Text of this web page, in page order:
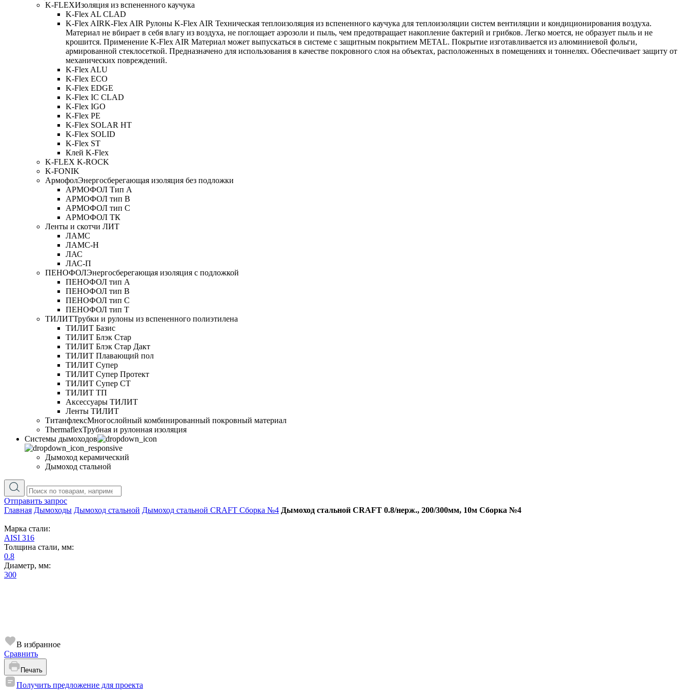
K-FLEXИзоляция из вспененного каучука
K-Flex AL CLAD
K-Flex AIRK-Flex AIR Рулоны K-Flex AIR Техническая теплоизоляция из вспененного каучука для теплоизоляции систем вентиляции и кондиционирования воздуха.
Материал не вбирает в себя влагу из воздуха, не поглощает аэрозоли и пыль, чем предотвращает накопление бактерий и грибков. Легко моется, не образует пыль и не
крошится. Применение K-Flex AIR Материал может выпускаться в системе c защитным покрытием METAL. Покрытие изготавливается из алюминиевой фольги,
армированной стеклосеткой. Предназначено для использования в качестве покровного слоя на объектах, расположенных в помещениях и тоннелях. Обеспечивает защиту от
механических повреждений.
K-Flex ALU
K-Flex ECO
K-Flex EDGE
K-Flex IC CLAD
K-Flex IGO
K-Flex PE
K-Flex SOLAR HT
K-Flex SOLID
K-Flex ST
Клей K-Flex
K-FLEX K-ROCK
K-FONIK
АрмофолЭнергосберегающая изоляция без подложки
АРМОФОЛ Тип А
АРМОФОЛ тип В
АРМОФОЛ тип C
АРМОФОЛ ТК
Ленты и скотчи ЛИТ
ЛАМС
ЛАМС-Н
ЛАС
ЛАС-П
ПЕНОФОЛЭнергосберегающая изоляция с подложкой
ПЕНОФОЛ тип А
ПЕНОФОЛ тип B
ПЕНОФОЛ тип C
ПЕНОФОЛ тип T
ТИЛИТТрубки и рулоны из вспененного полиэтилена
ТИЛИТ Базис
ТИЛИТ Блэк Стар
ТИЛИТ Блэк Стар Дакт
ТИЛИТ Плавающий пол
ТИЛИТ Супер
ТИЛИТ Супер Протект
ТИЛИТ Супер СТ
ТИЛИТ ТП
Аксессуары ТИЛИТ
Ленты ТИЛИТ
ТитанфлексМногослойный комбинированный покровный материал
ThermaflexТрубная и рулонная изоляция
Cистемы дымоходов
Дымоход керамический
Дымоход стальной
Отправить запрос
Главная Дымоходы Дымоход стальной Дымоход стальной CRAFT Сборка №4 Дымоход стальной CRAFT 0.8/нерж., 200/300мм, 10м Сборка №4
Марка стали:
AISI 316
Толщина стали, мм:
0.8
Диаметр, мм:
300
В избранное
Сравнить
Печать
Получить предложение для проекта